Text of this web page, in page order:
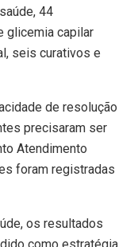
44
glicemia capilar
seis curativos e
de resolução
precisaram ser
Atendimento
foram registradas
os resultados